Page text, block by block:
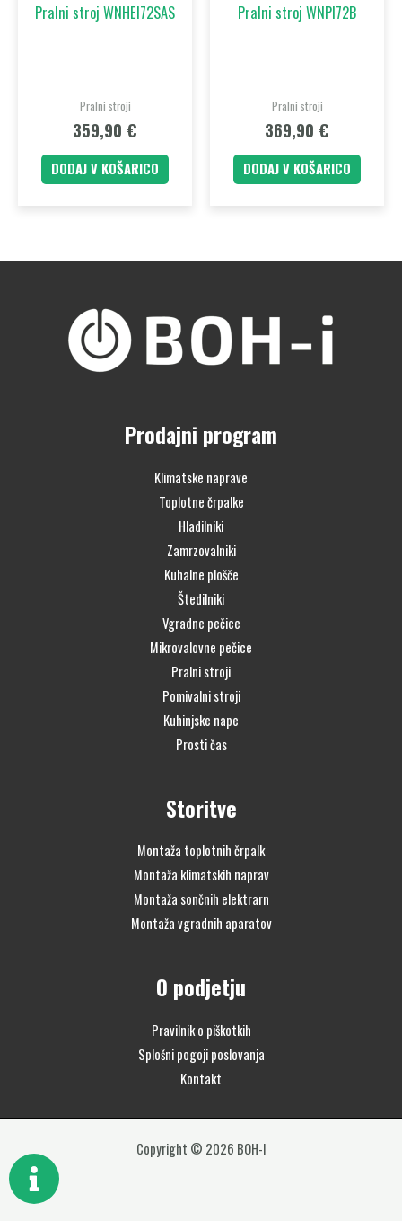
Pralni stroj WNHEI72SAS
Pralni stroji
359,90 €
DODAJ V KOŠARICO
Pralni stroj WNPI72B
Pralni stroji
369,90 €
DODAJ V KOŠARICO
Prodajni program
Klimatske naprave
Toplotne črpalke
Hladilniki
Zamrzovalniki
Kuhalne plošče
Štedilniki
Vgradne pečice
Mikrovalovne pečice
Pralni stroji
Pomivalni stroji
Kuhinjske nape
Prosti čas
Storitve
Montaža toplotnih črpalk
Montaža klimatskih naprav
Montaža sončnih elektrarn
Montaža vgradnih aparatov
O podjetju
Pravilnik o piškotkih
Splošni pogoji poslovanja
Kontakt
Copyright © 2026 BOH-I